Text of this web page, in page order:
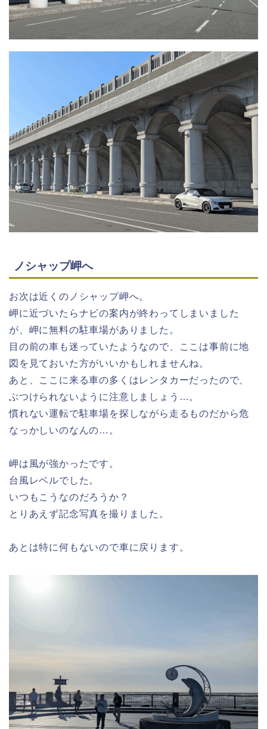
ノシャップ岬へ
お次は近くのノシャップ岬へ。
岬に近づいたらナビの案内が終わってしまいました
が、岬に無料の駐車場がありました。
目の前の車も迷っていたようなので、ここは事前に地
図を見ておいた方がいいかもしれませんね。
あと、ここに来る車の多くはレンタカーだったので、
ぶつけられないように注意しましょう…。
慣れない運転で駐車場を探しながら走るものだから危
なっかしいのなんの…。
岬は風が強かったです。
台風レベルでした。
いつもこうなのだろうか？
とりあえず記念写真を撮りました。
あとは特に何もないので車に戻ります。